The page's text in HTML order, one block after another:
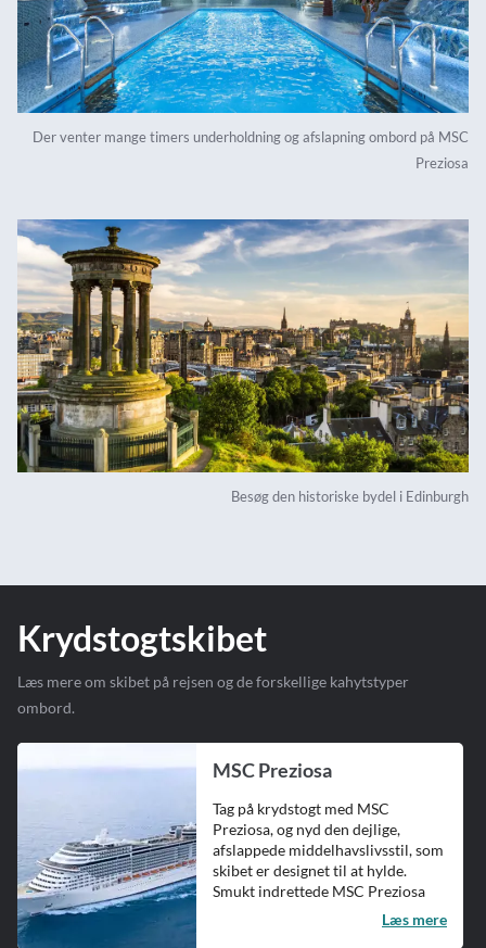
Der venter mange timers underholdning og afslapning ombord på MSC
Preziosa
Besøg den historiske bydel i Edinburgh
Krydstogtskibet
Læs mere om skibet på rejsen og de forskellige kahytstyper
ombord.
MSC Preziosa
Tag på krydstogt med MSC
Preziosa, og nyd den dejlige,
afslappede middelhavslivsstil, som
skibet er designet til at hylde.
Smukt indrettede MSC Preziosa
byder på spektakulære fu...Læs mere